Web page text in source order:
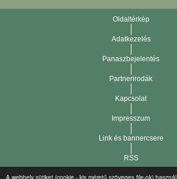
A webhely sütiket (cookie - kis méretű szöveges file-ok) használ
Oldaltérkép
Adatkezelés
Panaszbejelentés
Partnerirodák
Kapcsolat
Impresszum
Link és bannercsere
RSS